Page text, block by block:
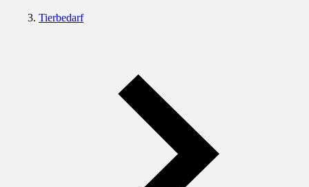
Tierbedarf